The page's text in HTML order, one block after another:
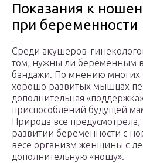
Показания к
при беременности
Среди акушеров-
том, нужны ли беременным в
бандажи. По мнению многих
хорошо развитых мышцах
дополнительная
приспособлений будущей
Природа все
развитии беременности с
весе организм женщины с
дополнительную «ношу».